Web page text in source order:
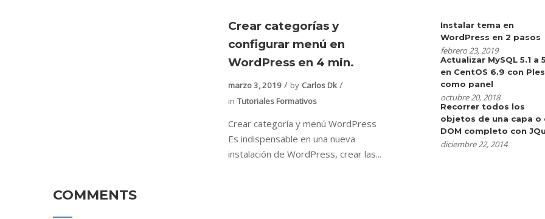
Crear categorías y
configurar menú en
WordPress en 4 min.
marzo 3, 2019 by Carlos Dk
in Tutoriales Formativos
Crear categoría y menú WordPress
Es indispensable en una nueva
instalación de WordPress, crear las...
Instalar tema en
WordPress en 2 pasos
febrero 23, 2019
Actualizar MySQL 5.1 a
en CentOS 6.9 con
como panel
octubre 20, 2018
Recorrer todos los
objetos de una capa o
DOM completo con
diciembre 22, 2014
COMMENTS